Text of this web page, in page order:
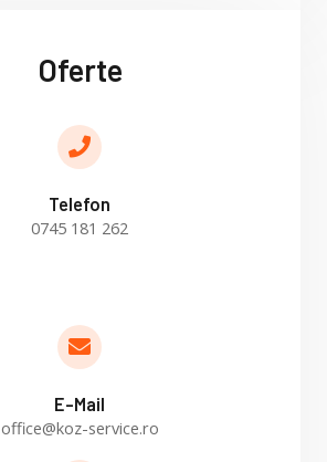
Oferte
Telefon
0745 181 262
E-Mail
office@koz-service.ro